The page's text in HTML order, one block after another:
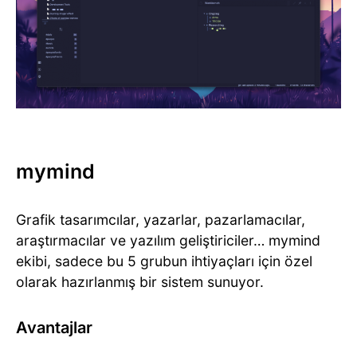
mymind
Grafik tasarımcılar, yazarlar, pazarlamacılar,
araştırmacılar ve yazılım geliştiriciler… mymind
ekibi, sadece bu 5 grubun ihtiyaçları için özel
olarak hazırlanmış bir sistem sunuyor.
Avantajlar